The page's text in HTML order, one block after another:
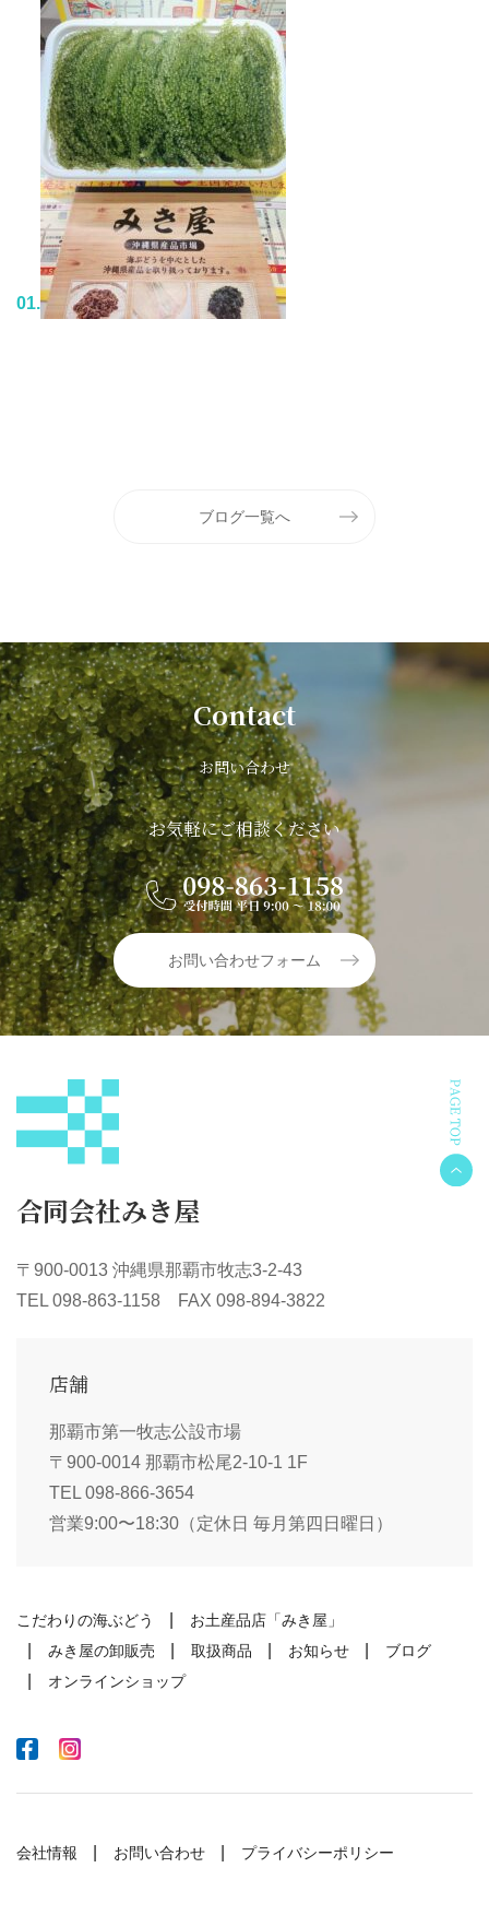
ブログ一覧へ
Contact
お問い合わせ
お気軽にご相談ください
お問い合わせフォーム
合同会社みき屋
〒900-0013 沖縄県那覇市牧志3-2-43
TEL 098-863-1158 FAX 098-894-3822
店舗
那覇市第一牧志公設市場
〒900-0014 那覇市松尾2-10-1 1F
TEL 098-866-3654
営業9:00〜18:30（定休日 毎月第四日曜日）
こだわりの海ぶどう
お土産品店「みき屋」
みき屋の卸販売
取扱商品 お知らせ
ブログ
オンラインショップ
会社情報 お問い合わせ プライバシーポリシー